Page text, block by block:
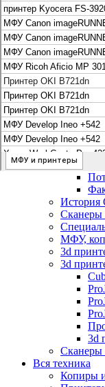
МФУ,
МФУ,
МФУ,
МФУ,
Ремонт
История
Сканеры
МФУ,
3d
3d
3d
Сканеры
Вся техника
Копиры